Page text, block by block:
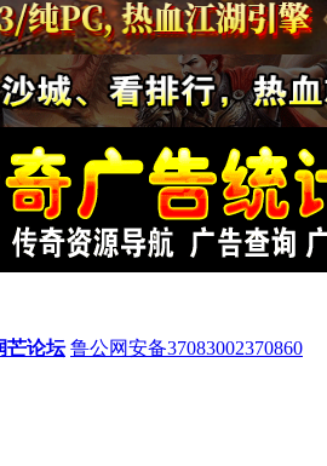
芒论坛 鲁公网安备37083002370860